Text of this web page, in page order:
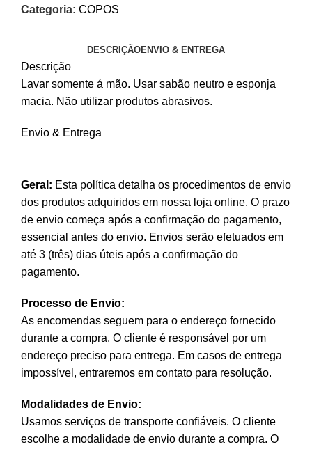
Categoria: COPOS
DESCRIÇÃOENVIO & ENTREGA
Descrição
Lavar somente á mão. Usar sabão neutro e esponja
macia. Não utilizar produtos abrasivos.
Envio & Entrega
Geral: Esta política detalha os procedimentos de envio
dos produtos adquiridos em nossa loja online. O prazo
de envio começa após a confirmação do pagamento,
essencial antes do envio. Envios serão efetuados em
até 3 (três) dias úteis após a confirmação do
pagamento.
Processo de Envio:
As encomendas seguem para o endereço fornecido
durante a compra. O cliente é responsável por um
endereço preciso para entrega. Em casos de entrega
impossível, entraremos em contato para resolução.
Modalidades de Envio:
Usamos serviços de transporte confiáveis. O cliente
escolhe a modalidade de envio durante a compra. O